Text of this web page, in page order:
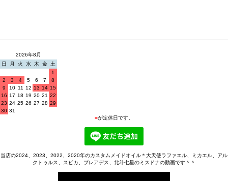
2026年8月
日
月 火 水 木 金
土
1
2
3 4 5 6 7
8
9
10 11 12 13 14 15
16 17 18 19 20 21 22
23 24 25 26 27 28 29
30 31
■が定休日です。
当店の2024、2023、2022、2020年のカスタムメイドオイル＊大天使ラファエル、ミカエル、アル
クトゥルス、スピカ、プレアデス、北斗七星のミスドナの動画です＾＾